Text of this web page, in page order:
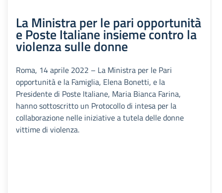
La Ministra per le pari opportunità
e Poste Italiane insieme contro la
violenza sulle donne
Roma, 14 aprile 2022 – La Ministra per le Pari
opportunità e la Famiglia, Elena Bonetti, e la
Presidente di Poste Italiane, Maria Bianca Farina,
hanno sottoscritto un Protocollo di intesa per la
collaborazione nelle iniziative a tutela delle donne
vittime di violenza.